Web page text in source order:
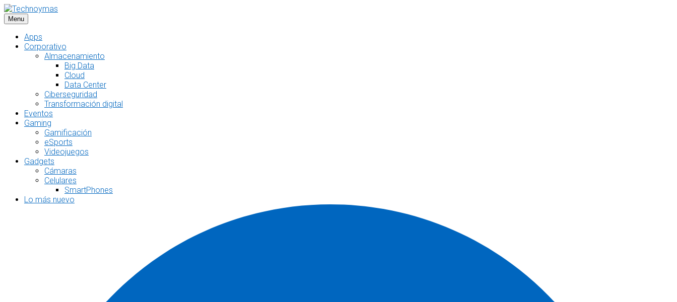
Saltar
al
contenido
Menu
Apps
Corporativo
Almacenamiento
Big Data
Cloud
Data Center
Ciberseguridad
Transformación digital
Eventos
Gaming
Gamificación
eSports
Videojuegos
Gadgets
Cámaras
Celulares
SmartPhones
Lo más nuevo